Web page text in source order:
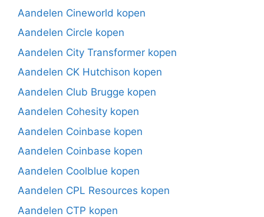
Aandelen Cineworld kopen
Aandelen Circle kopen
Aandelen City Transformer kopen
Aandelen CK Hutchison kopen
Aandelen Club Brugge kopen
Aandelen Cohesity kopen
Aandelen Coinbase kopen
Aandelen Coinbase kopen
Aandelen Coolblue kopen
Aandelen CPL Resources kopen
Aandelen CTP kopen